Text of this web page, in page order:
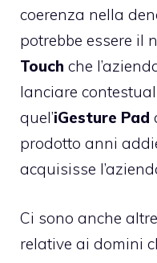
coerenza nella
potrebbe essere il
Touch che
lanciare
quel’iGesture Pad
prodotto anni
acquisisse
Ci sono anche
relative ai domini